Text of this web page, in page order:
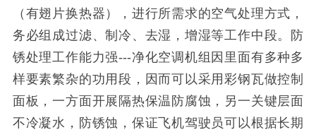
（有翅片换热器），进行所需求的空气处理方式，
务必组成过滤、制冷、去湿，增湿等工作中段。防
锈处理工作能力强---净化空调机组因里面有多种多
样要素繁杂的功用段，因而可以采用彩钢瓦做控制
面板，一方面开展隔热保温防腐蚀，另一关键层面
不冷凝水，防锈蚀，保证飞机驾驶员可以根据长期